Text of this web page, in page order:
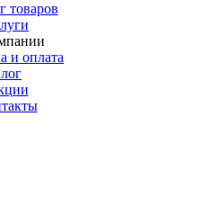
товаров
и оплата